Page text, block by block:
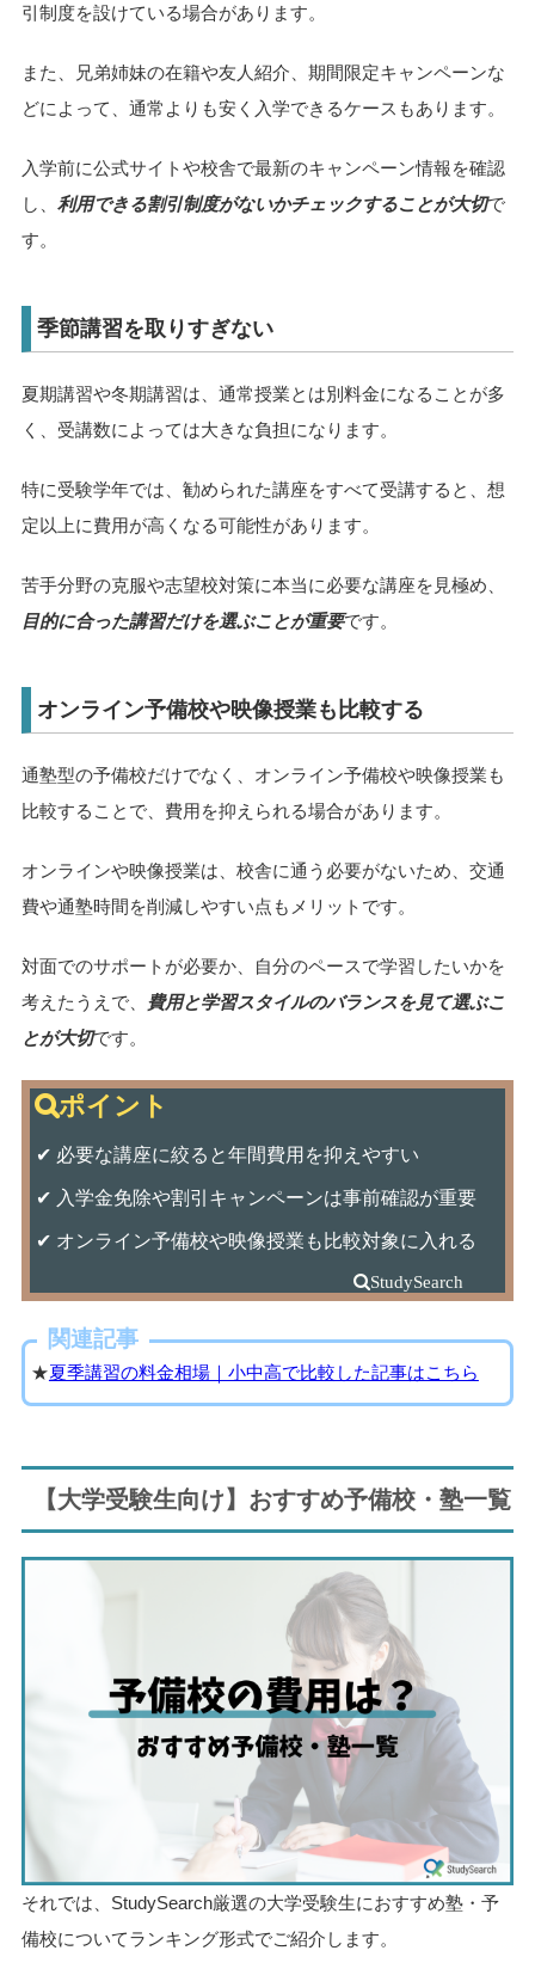
引制度を設けている場合があります。
また、兄弟姉妹の在籍や友人紹介、期間限定キャンペーンな
どによって、通常よりも安く入学できるケースもあります。
入学前に公式サイトや校舎で最新のキャンペーン情報を確認
し、 利用できる割引制度がないかチェックすることが大切で
す。
季節講習を取りすぎない
夏期講習や冬期講習は、通常授業とは別料金になることが多
く、受講数によっては大きな負担になります。
特に受験学年では、勧められた講座をすべて受講すると、想
定以上に費用が高くなる可能性があります。
苦手分野の克服や志望校対策に本当に必要な講座を見極め、
目的に合った講習だけを選ぶことが重要です。
オンライン予備校や映像授業も比較する
通塾型の予備校だけでなく、オンライン予備校や映像授業も
比較することで、費用を抑えられる場合があります。
オンラインや映像授業は、校舎に通う必要がないため、交通
費や通塾時間を削減しやすい点もメリットです。
対面でのサポートが必要か、自分のペースで学習したいかを
考えたうえで、 費用と学習スタイルのバランスを見て選ぶこ
とが大切です。
✔ 必要な講座に絞ると年間費用を抑えやすい
✔ 入学金免除や割引キャンペーンは事前確認が重要
✔ オンライン予備校や映像授業も比較対象に入れる
関連記事
★夏季講習の料金相場｜小中高で比較した記事はこちら
【大学受験生向け】おすすめ予備校・塾一覧
それでは、StudySearch厳選の大学受験生におすすめ塾・予
備校についてランキング形式でご紹介します。